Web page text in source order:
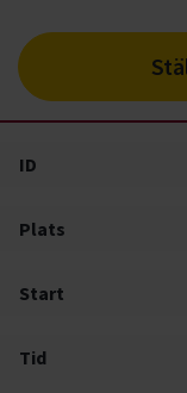
ID
Plats
Start
Tid